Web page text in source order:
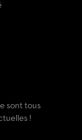
sont tous
!